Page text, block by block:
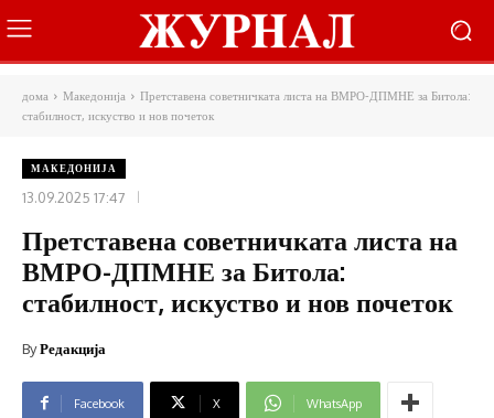
дома Македонија
Претставена советничката листа на ВМРО-ДПМНЕ за Битола:
стабилност, искуство и нов почеток
МАКЕДОНИЈА
13.09.2025 17:47
Претставена советничката листа на
ВМРО-ДПМНЕ за Битола:
стабилност, искуство и нов почеток
ByРедакција
Facebook X WhatsApp